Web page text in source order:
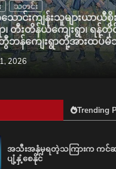
သတင်း
ာင်းကျန်းသူများယာယီ
တီးတိန်ယံကျေးရွာ၊ ရန်တို
တွီဘန်ကျေးရွာတို့အားထပ်
2026
Trending
အသီးအနှံမှရတဲ့သကြားက ကင်ဆ
ပျံ့နှံ့စေနိုင်